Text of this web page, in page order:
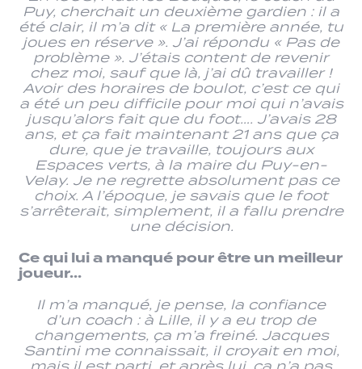
Puy, cherchait un deuxième gardien : il a
été clair, il m’a dit « La première année, tu
joues en réserve ». J’ai répondu « Pas de
problème ». J’étais content de revenir
chez moi, sauf que là, j’ai dû travailler !
Avoir des horaires de boulot, c’est ce qui
a été un peu difficile pour moi qui n’avais
jusqu’alors fait que du foot…. J’avais 28
ans, et ça fait maintenant 21 ans que ça
dure, que je travaille, toujours aux
Espaces verts, à la maire du Puy-en-
Velay. Je ne regrette absolument pas ce
choix. A l’époque, je savais que le foot
s’arrêterait, simplement, il a fallu prendre
une décision.
Ce qui lui a manqué pour être un meilleur
joueur…
Il m’a manqué, je pense, la confiance
d’un coach : à Lille, il y a eu trop de
changements, ça m’a freiné. Jacques
Santini me connaissait, il croyait en moi,
mais il est parti, et après lui, ça n’a pas